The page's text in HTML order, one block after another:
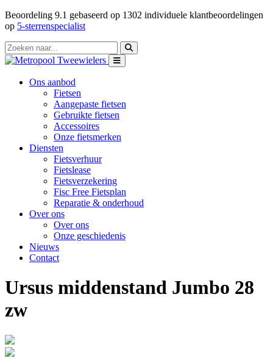
Beoordeling 9.1 gebaseerd op 1302 individuele klantbeoordelingen
op 5-sterrenspecialist
Ons aanbod
Fietsen
Aangepaste fietsen
Gebruikte fietsen
Accessoires
Onze fietsmerken
Diensten
Fietsverhuur
Fietslease
Fietsverzekering
Fisc Free Fietsplan
Reparatie & onderhoud
Over ons
Over ons
Onze geschiedenis
Nieuws
Contact
Ursus middenstand Jumbo 28
zw